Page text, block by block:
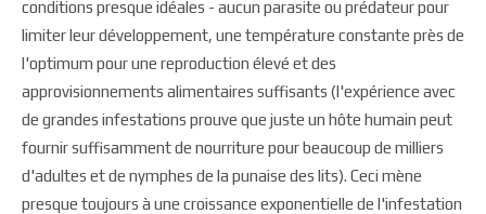
conditions presque idéales - aucun parasite ou prédateur pour
limiter leur développement, une température constante près de
l'optimum pour une reproduction élevé et des
approvisionnements alimentaires suffisants (l'expérience avec
de grandes infestations prouve que juste un hôte humain peut
fournir suffisamment de nourriture pour beaucoup de milliers
d'adultes et de nymphes de la punaise des lits). Ceci mène
presque toujours à une croissance exponentielle de l'infestation